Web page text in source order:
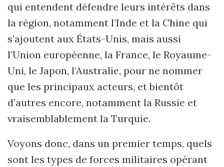
qui entendent défendre leurs intérêts dans
la région, notamment l’Inde et la Chine qui
s’ajoutent aux États-Unis, mais aussi
l’Union européenne, la France, le Royaume-
Uni, le Japon, l’Australie, pour ne nommer
que les principaux acteurs, et bientôt
d’autres encore, notamment la Russie et
vraisemblablement la Turquie.
Voyons donc, dans un premier temps, quels
sont les types de forces militaires opérant